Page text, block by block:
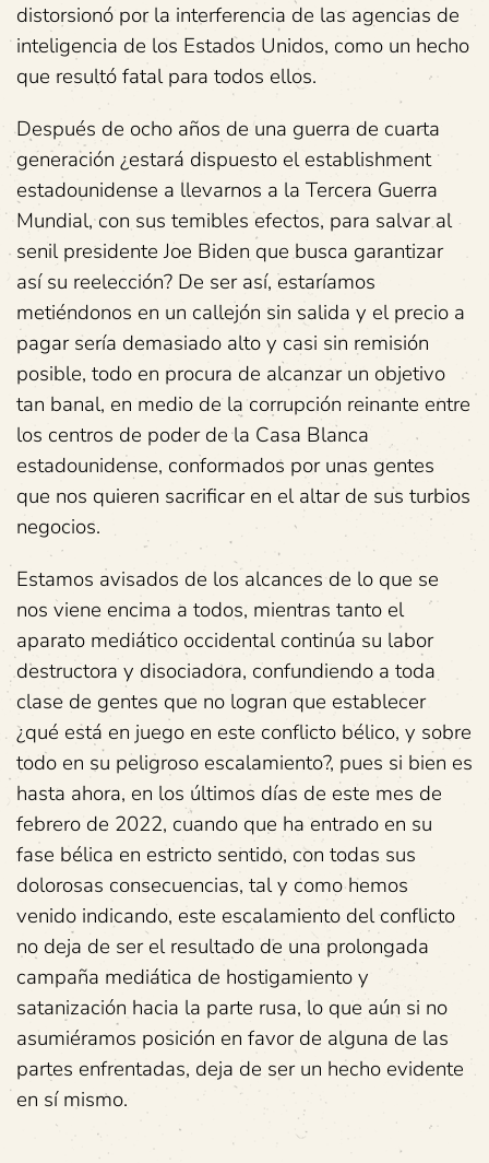
distorsionó por la interferencia de las agencias de
inteligencia de los Estados Unidos, como un hecho
que resultó fatal para todos ellos.
Después de ocho años de una guerra de cuarta
generación ¿estará dispuesto el establishment
estadounidense a llevarnos a la Tercera Guerra
Mundial, con sus temibles efectos, para salvar al
senil presidente Joe Biden que busca garantizar
así su reelección? De ser así, estaríamos
metiéndonos en un callejón sin salida y el precio a
pagar sería demasiado alto y casi sin remisión
posible, todo en procura de alcanzar un objetivo
tan banal, en medio de la corrupción reinante entre
los centros de poder de la Casa Blanca
estadounidense, conformados por unas gentes
que nos quieren sacrificar en el altar de sus turbios
negocios.
Estamos avisados de los alcances de lo que se
nos viene encima a todos, mientras tanto el
aparato mediático occidental continúa su labor
destructora y disociadora, confundiendo a toda
clase de gentes que no logran que establecer
¿qué está en juego en este conflicto bélico, y sobre
todo en su peligroso escalamiento?, pues si bien es
hasta ahora, en los últimos días de este mes de
febrero de 2022, cuando que ha entrado en su
fase bélica en estricto sentido, con todas sus
dolorosas consecuencias, tal y como hemos
venido indicando, este escalamiento del conflicto
no deja de ser el resultado de una prolongada
campaña mediática de hostigamiento y
satanización hacia la parte rusa, lo que aún si no
asumiéramos posición en favor de alguna de las
partes enfrentadas, deja de ser un hecho evidente
en sí mismo.